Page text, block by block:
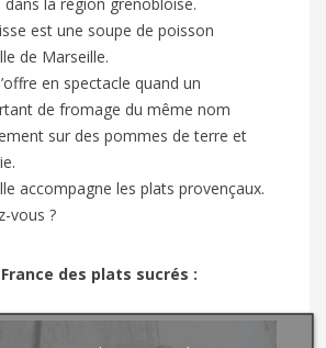
est une soupe de poisson
de Marseille.
en spectacle quand un
de fromage du même nom
sur des pommes de terre et
accompagne les plats provençaux.
vous ?
des plats sucrés :